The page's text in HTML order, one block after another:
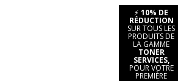
⚡ 10% DE
RÉDUCTION
SUR TOUS LES
PRODUITS DE
LA GAMME
TONER
SERVICES,
POUR VOTRE
PREMIÈRE